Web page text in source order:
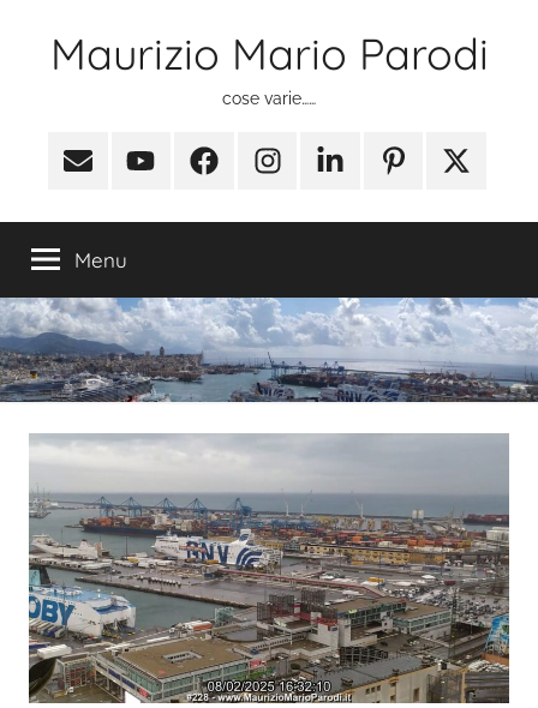
Maurizio Mario Parodi
cose varie……
Email YoutubeFacebookInstagramLinkedinPinterest
X
Twitter)
Menu